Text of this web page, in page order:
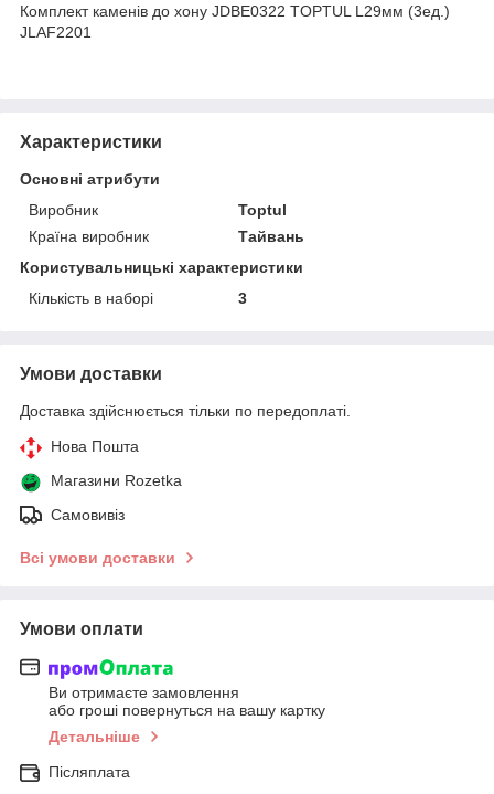
Комплект каменів до хону JDBE0322 TOPTUL L29мм (3ед.)
JLAF2201
Характеристики
Основні атрибути
Виробник
Toptul
Країна виробник
Тайвань
Користувальницькі характеристики
Кількість в наборі
3
Умови доставки
Доставка здійснюється тільки по передоплаті.
Нова Пошта
Магазини Rozetka
Самовивіз
Всі умови доставки
Умови оплати
Ви отримаєте замовлення
або гроші повернуться на вашу картку
Детальніше
Післяплата